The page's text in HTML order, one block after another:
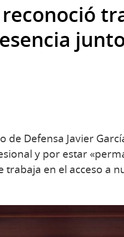
de Defensa Javier
y por estar
trabaja en el acceso a